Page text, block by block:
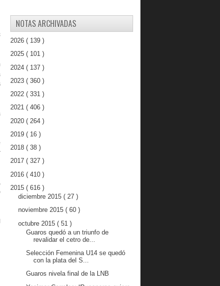
NOTAS ARCHIVADAS
2026 ( 139 )
2025 ( 101 )
2024 ( 137 )
2023 ( 360 )
2022 ( 331 )
2021 ( 406 )
2020 ( 264 )
2019 ( 16 )
2018 ( 38 )
2017 ( 327 )
2016 ( 410 )
2015 ( 616 )
diciembre 2015 ( 27 )
noviembre 2015 ( 60 )
octubre 2015 ( 51 )
Guaros quedó a un triunfo de
revalidar el cetro de...
Selección Femenina U14 se quedó
con la plata del S...
Guaros nivela final de la LNB